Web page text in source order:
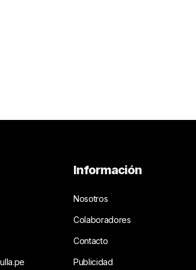
Información
Nosotros
Colaboradores
Contacto
Publicidad